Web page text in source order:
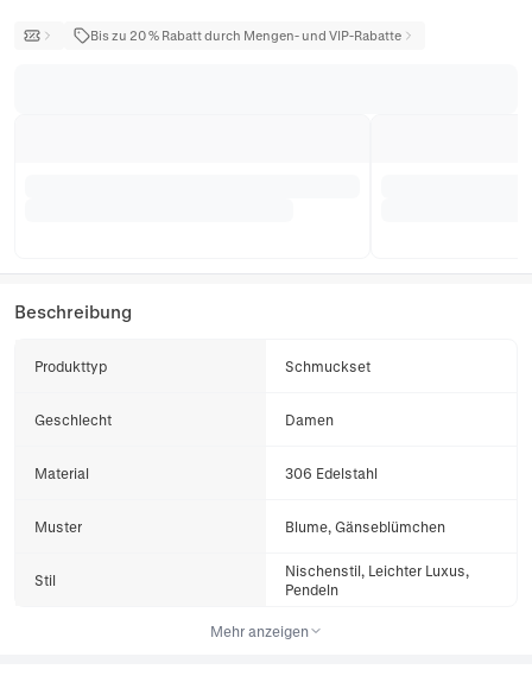
Bis zu 20 % Rabatt durch Mengen- und VIP-Rabatte
Beschreibung
Produkttyp Schmuckset
Geschlecht Damen
Material 306 Edelstahl
Muster Blume, Gänseblümchen
Stil
Nischenstil, Leichter Luxus,
Pendeln
Mehr anzeigen